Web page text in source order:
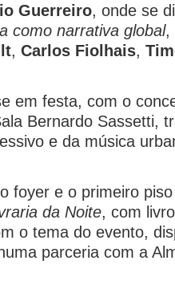
Guerreiro, onde se
como narrativa global,
, Carlos Fiolhais,
em festa, com o
Bernardo Sassetti,
e da música
foyer e o primeiro
da Noite, com
o tema do evento,
parceria com a